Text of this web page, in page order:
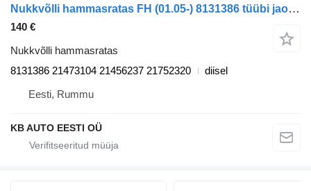
Nukkvõlli hammasratas FH (01.05-) 8131386 tüübi jaoks veoauto Volvo FH12, FH16, NH12, FH, VNL780 (1993-2014)
140 €
Nukkvõlli hammasratas
8131386 21473104 21456237 21752320
diisel
Eesti, Rummu
KB AUTO EESTI OÜ